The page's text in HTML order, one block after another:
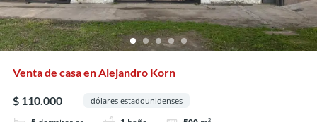
Venta de casa en Alejandro Korn
$ 110.000 dólares estadounidenses